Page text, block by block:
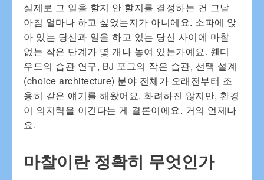
실제로 그 일을 할지 안 할지를 결정하는 건 그날
아침 얼마나 하고 싶었는지가 아니에요. 소파에 앉
아 있는 당신과 일을 하고 있는 당신 사이에 마찰
없는 작은 단계가 몇 개나 놓여 있는가예요. 웬디
우드의 습관 연구, BJ 포그의 작은 습관, 선택 설계
(choice architecture) 분야 전체가 오래전부터 조
용히 같은 얘기를 해왔어요. 화려하진 않지만, 환경
이 의지력을 이긴다는 게 결론이에요. 거의 언제나
요.
마찰이란 정확히 무엇인가